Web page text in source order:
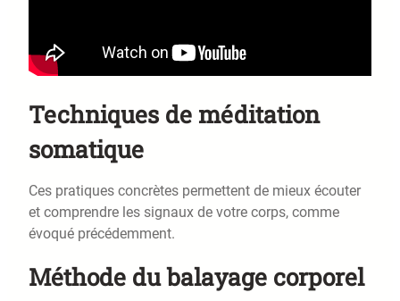
Techniques de méditation
somatique
Ces pratiques concrètes permettent de mieux écouter
et comprendre les signaux de votre corps, comme
évoqué précédemment.
Méthode du balayage corporel